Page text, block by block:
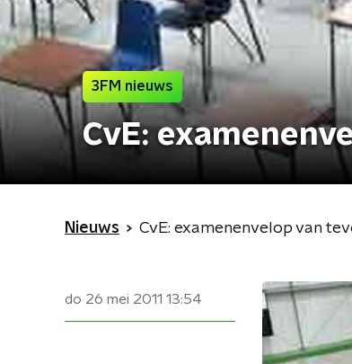
3FM nieuws
CvE:
Nieuws CvE: examenenvelop van
do 26 mei 2011 13:54